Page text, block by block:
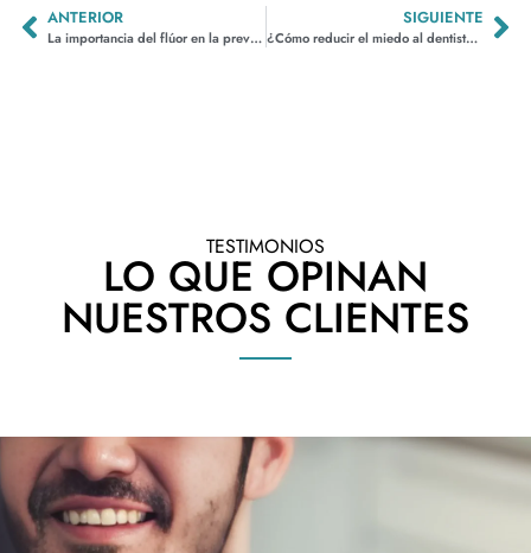
ANTERIOR
La importancia del flúor en la prevención de caries
SIGUIENTE
¿Cómo reducir el miedo al dentista? Técnicas y consejos para pacientes
TESTIMONIOS
LO QUE OPINAN
NUESTROS CLIENTES